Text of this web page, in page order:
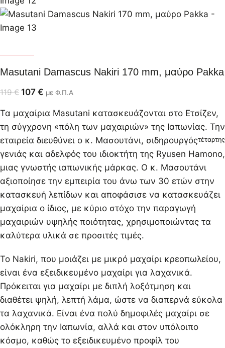
Masutani Damascus Nakiri 170 mm, μαύρο Pakka
119€ 107 € με Φ.Π.Α
Τα μαχαίρια Masutani κατασκευάζονται στο Ετσίζεν,
τη σύγχρονη «πόλη των μαχαιριών» της Ιαπωνίας. Την
εταιρεία διευθύνει ο κ. Μασουτάνι, σιδηρουργόςτέταρτης
γενιάς και αδελφός του ιδιοκτήτη της Ryusen Hamono,
μιας γνωστής ιαπωνικής μάρκας. Ο κ. Μασουτάνι
αξιοποίησε την εμπειρία του άνω των 30 ετών στην
κατασκευή λεπίδων και αποφάσισε να κατασκευάζει
μαχαίρια ο ίδιος, με κύριο στόχο την παραγωγή
μαχαιριών υψηλής ποιότητας, χρησιμοποιώντας τα
καλύτερα υλικά σε προσιτές τιμές.
Το Nakiri, που μοιάζει με μικρό μαχαίρι κρεοπωλείου,
είναι ένα εξειδικευμένο μαχαίρι για λαχανικά.
Πρόκειται για μαχαίρι με διπλή λοξότμηση και
διαθέτει ψηλή, λεπτή λάμα, ώστε να διαπερνά εύκολα
τα λαχανικά. Είναι ένα πολύ δημοφιλές μαχαίρι σε
ολόκληρη την Ιαπωνία, αλλά και στον υπόλοιπο
κόσμο, καθώς το εξειδικευμένο προφίλ του